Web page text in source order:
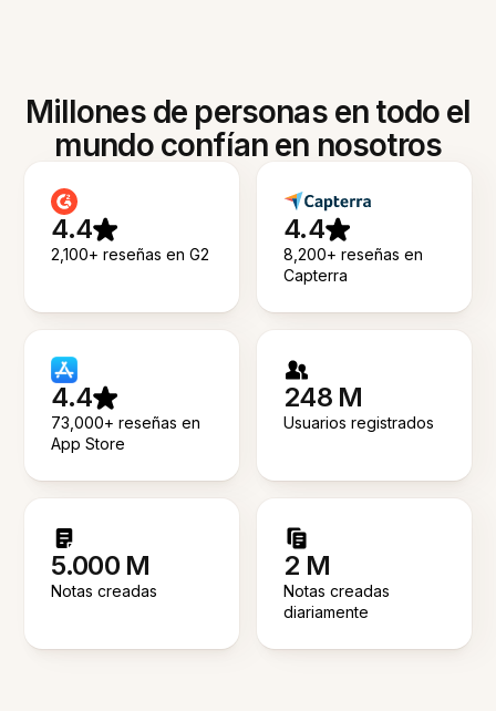
Millones de personas en todo el
mundo confían en nosotros
4.4
2,100+ reseñas en G2
4.4
8,200+ reseñas en
Capterra
4.4
73,000+ reseñas en
App Store
248 M
Usuarios registrados
5.000 M
Notas creadas
2 M
Notas creadas
diariamente